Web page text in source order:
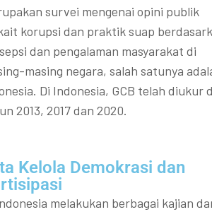
survei mengenai opini publik
korupsi dan praktik suap
dan pengalaman masyarakat di
masing negara, salah satunya
Di Indonesia, GCB telah diukur
2013, 2017 dan 2020.
Kelola Demokrasi dan
melakukan berbagai kajian